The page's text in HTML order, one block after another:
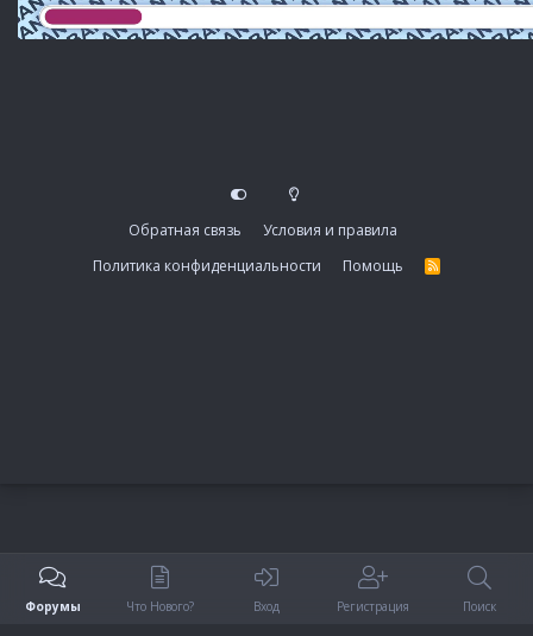
Обратная связь
Условия и правила
Политика конфиденциальности
Помощь
R
Форумы Что Нового? Вход Регистрация Поиск